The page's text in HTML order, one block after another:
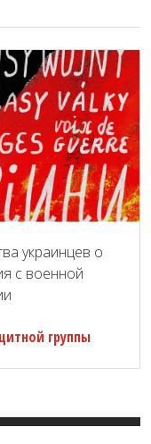
украинцев о
с военной
группы